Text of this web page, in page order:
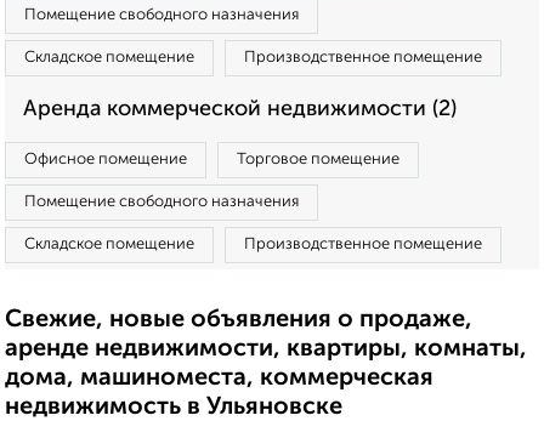
Помещение свободного назначения
Складское помещение Производственное помещение
Аренда коммерческой недвижимости (2)
Офисное помещение Торговое помещение
Помещение свободного назначения
Складское помещение Производственное помещение
Свежие, новые объявления о продаже,
аренде недвижимости, квартиры, комнаты,
дома, машиноместа, коммерческая
недвижимость в Ульяновске